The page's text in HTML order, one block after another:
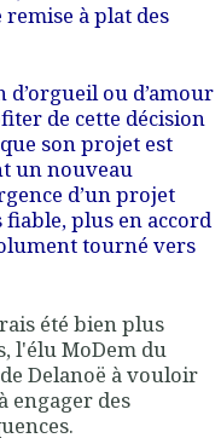
remise à plat des
ou d’amour
de cette décision
son projet est
un nouveau
d’un projet
plus en accord
tourné vers
été bien plus
l'élu MoDem du
Delanoë à vouloir
engager des